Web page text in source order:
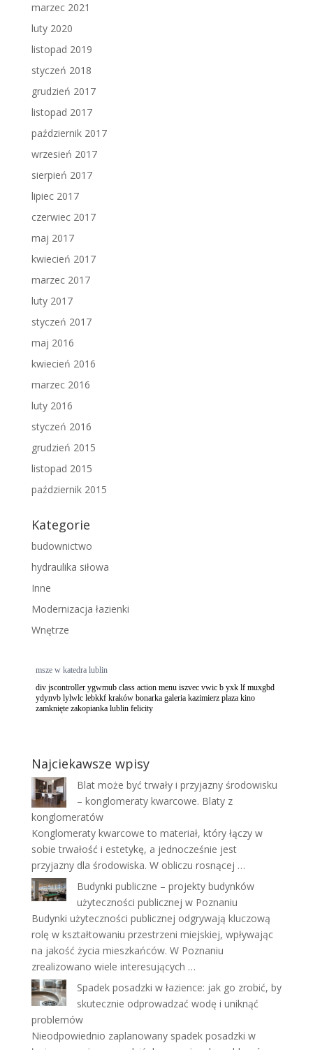
marzec 2021
luty 2020
listopad 2019
styczeń 2018
grudzień 2017
listopad 2017
październik 2017
wrzesień 2017
sierpień 2017
lipiec 2017
czerwiec 2017
maj 2017
kwiecień 2017
marzec 2017
luty 2017
styczeń 2017
maj 2016
kwiecień 2016
marzec 2016
luty 2016
styczeń 2016
grudzień 2015
listopad 2015
październik 2015
Kategorie
budownictwo
hydraulika siłowa
Inne
Modernizacja łazienki
Wnętrze
msze w katedra lublin
div jscontroller ygwmub class action menu iszvec vwic b yxk lf muxgbd
ydynvb lylwlc lebkkf kraków bonarka galeria kazimierz plaza kino
zamknięte zakopianka lublin felicity
Najciekawsze wpisy
Blat może być trwały i przyjazny środowisku
– konglomeraty kwarcowe. Blaty z
konglomeratów
Konglomeraty kwarcowe to materiał, który łączy w
sobie trwałość i estetykę, a jednocześnie jest
przyjazny dla środowiska. W obliczu rosnącej …
Budynki publiczne – projekty budynków
użyteczności publicznej w Poznaniu
Budynki użyteczności publicznej odgrywają kluczową
rolę w kształtowaniu przestrzeni miejskiej, wpływając
na jakość życia mieszkańców. W Poznaniu
zrealizowano wiele interesujących …
Spadek posadzki w łazience: jak go zrobić, by
skutecznie odprowadzać wodę i uniknąć
problemów
Nieodpowiednio zaplanowany spadek posadzki w